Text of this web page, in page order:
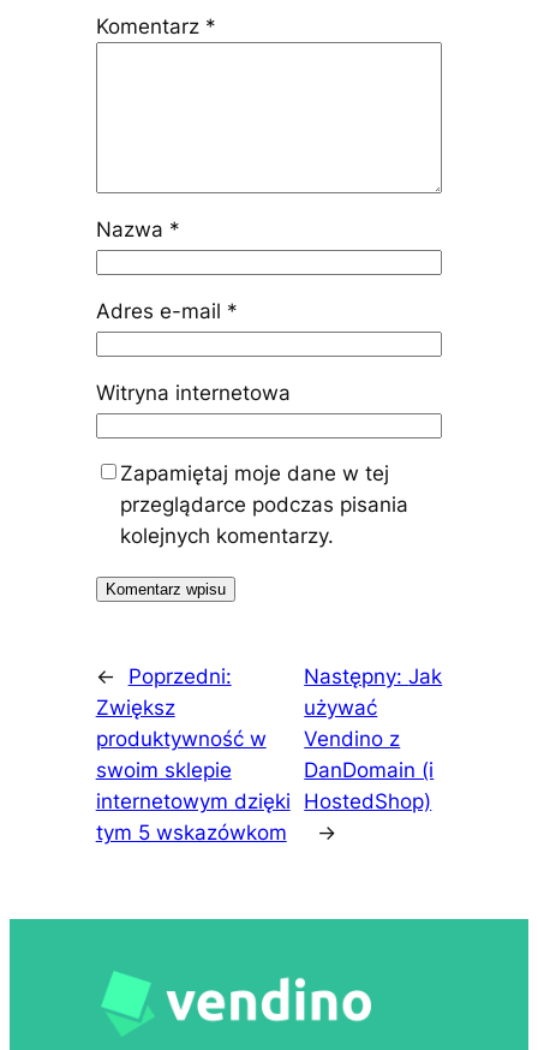
Komentarz *
Nazwa *
Adres e-mail *
Witryna internetowa
Zapamiętaj moje dane w tej
przeglądarce podczas pisania
kolejnych komentarzy.
←
Poprzedni:
Zwiększ
produktywność w
swoim sklepie
internetowym dzięki
tym 5 wskazówkom
Następny:Jak
używać
Vendino z
DanDomain (i
HostedShop)
→